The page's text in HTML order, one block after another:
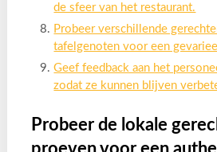
de sfeer van het restaurant.
Probeer verschillende
tafelgenoten voor een
Geef feedback aan het
zodat ze kunnen blijven
Probeer de lokale